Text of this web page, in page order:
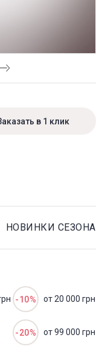
НОВИНКИ СЕЗОНА
-10% от 20 000 грн
-20% от 99 000 грн